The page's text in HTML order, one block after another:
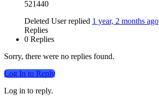
521440
Deleted User replied 1 year, 2 months ago
Replies
0 Replies
Sorry, there were no replies found.
Log In to Reply
Log in to reply.